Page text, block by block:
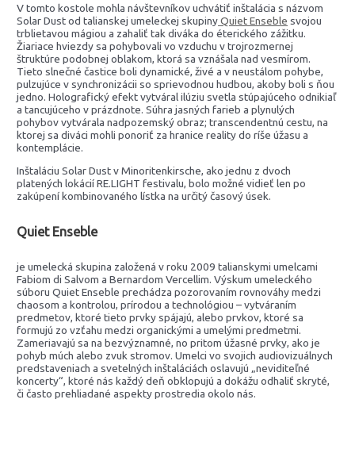
V tomto kostole mohla návštevníkov uchvátiť inštalácia s názvom
Solar Dust od talianskej umeleckej skupinyQuiet Enseble svojou
trblietavou mágiou a zahaliť tak diváka do éterického zážitku.
Žiariace hviezdy sa pohybovali vo vzduchu v trojrozmernej
štruktúre podobnej oblakom, ktorá sa vznášala nad vesmírom.
Tieto slnečné častice boli dynamické, živé a v neustálom pohybe,
pulzujúce v synchronizácii so sprievodnou hudbou, akoby boli s ňou
jedno. Holografický efekt vytváral ilúziu svetla stúpajúceho odnikiaľ
a tancujúceho v prázdnote. Súhra jasných farieb a plynulých
pohybov vytvárala nadpozemský obraz; transcendentnú cestu, na
ktorej sa diváci mohli ponoriť za hranice reality do ríše úžasu a
kontemplácie.
Inštaláciu Solar Dust v Minoritenkirsche, ako jednu z dvoch
platených lokácií RE.LIGHT festivalu, bolo možné vidieť len po
zakúpení kombinovaného lístka na určitý časový úsek.
Quiet Enseble
je umelecká skupina založená v roku 2009 talianskymi umelcami
Fabiom di Salvom a Bernardom Vercellim. Výskum umeleckého
súboru Quiet Enseble prechádza pozorovaním rovnováhy medzi
chaosom a kontrolou, prírodou a technológiou – vytváraním
predmetov, ktoré tieto prvky spájajú, alebo prvkov, ktoré sa
formujú zo vzťahu medzi organickými a umelými predmetmi.
Zameriavajú sa na bezvýznamné, no pritom úžasné prvky, ako je
pohyb múch alebo zvuk stromov. Umelci vo svojich audiovizuálnych
predstaveniach a svetelných inštaláciách oslavujú „neviditeľné
koncerty“, ktoré nás každý deň obklopujú a dokážu odhaliť skryté,
či často prehliadané aspekty prostredia okolo nás.